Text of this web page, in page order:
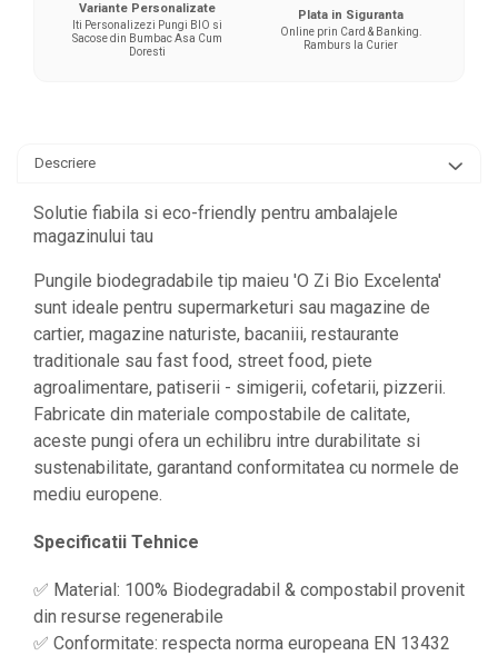
Variante Personalizate
Iti Personalizezi Pungi BIO si
Sacose din Bumbac Asa Cum
Doresti
Plata in Siguranta
Online prin Card & Banking.
Ramburs la Curier
Descriere
Solutie fiabila si eco-friendly pentru ambalajele
magazinului tau
Pungile biodegradabile tip maieu 'O Zi Bio Excelenta'
sunt ideale pentru supermarketuri sau magazine de
cartier, magazine naturiste, bacaniii, restaurante
traditionale sau fast food, street food, piete
agroalimentare, patiserii - simigerii, cofetarii, pizzerii.
Fabricate din materiale compostabile de calitate,
aceste pungi ofera un echilibru intre durabilitate si
sustenabilitate, garantand conformitatea cu normele de
mediu europene.
Specificatii Tehnice
✅ Material: 100% Biodegradabil & compostabil provenit
din resurse regenerabile
✅ Conformitate: respecta norma europeana EN 13432